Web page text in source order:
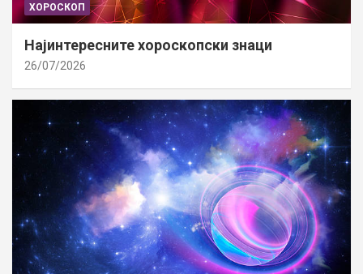
ХОРОСКОП
Најинтересните хороскопски знаци
26/07/2026